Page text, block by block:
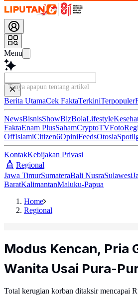
Menu
Tanya apapun tentang artikel ini...
Berita UtamaCek FaktaTerkiniTerpopuler
NewsBisnisShowBizBolaLifestyle
FaktaEnam PlusSahamCryptoTVFoto
OffIslamiCitizen6OpiniFeedsOtosia
KontakKebijakan Privasi
Regional
Jawa TimurSumateraBali NusraSulawesi
BaratKalimantanMaluku-Papua
Home
Regional
Modus Kencan, Pria
Wanita Usai Pura-
Total kerugian korban ditaksir mencapai